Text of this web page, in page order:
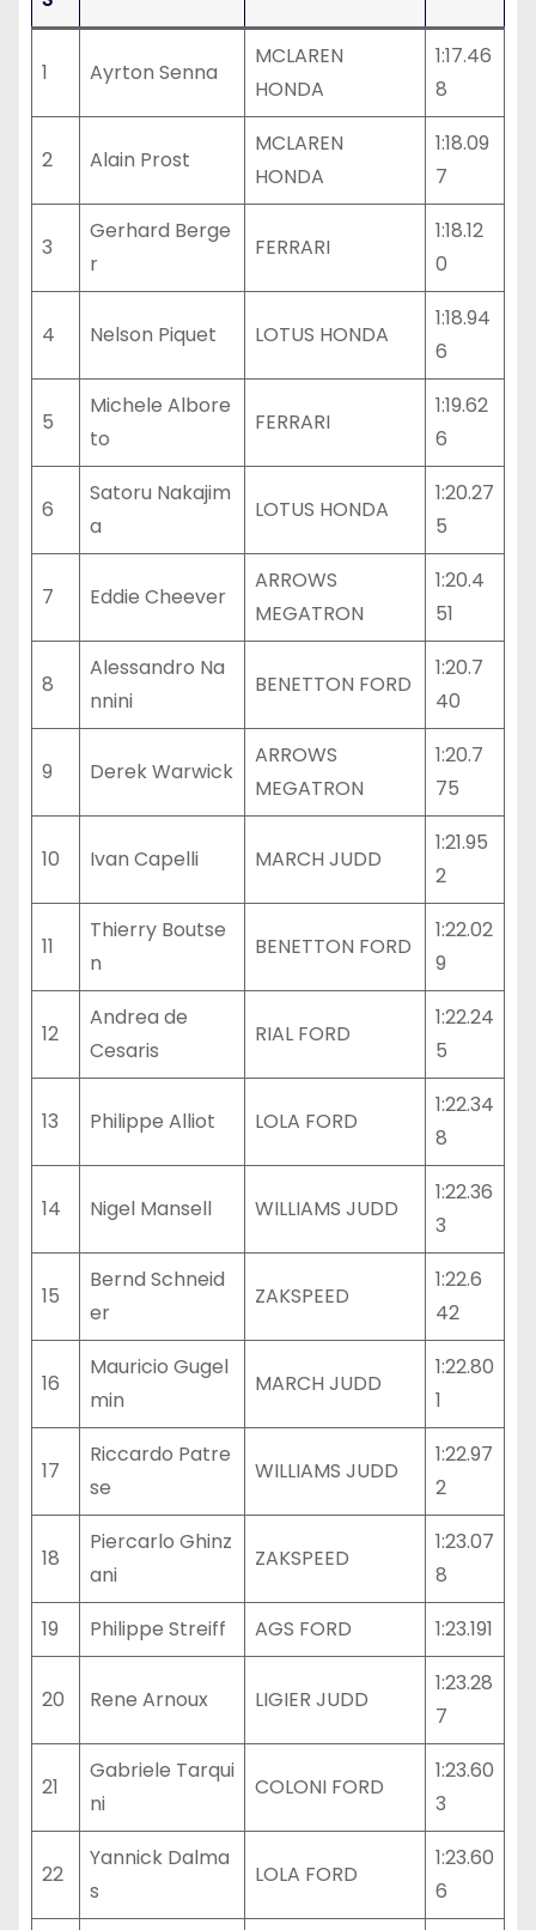
1 Ayrton Senna
MCLAREN
HONDA
1:17.46
8
2 Alain Prost
MCLAREN
HONDA
1:18.09
7
3
Gerhard Berge
r
FERRARI
1:18.12
0
4 Nelson Piquet LOTUS HONDA
1:18.94
6
5
Michele Albore
to
FERRARI
1:19.62
6
6
Satoru Nakajim
a
LOTUS HONDA
1:20.27
5
7 Eddie Cheever
ARROWS
MEGATRON
1:20.4
51
8
Alessandro Na
nnini
BENETTON FORD
1:20.7
40
9 Derek Warwick
ARROWS
MEGATRON
1:20.7
75
10 Ivan Capelli MARCH JUDD
1:21.95
2
11
Thierry Boutse
n
BENETTON FORD
1:22.02
9
12
Andrea de
Cesaris
RIAL FORD
1:22.24
5
13 Philippe Alliot LOLA FORD
1:22.34
8
14 Nigel Mansell WILLIAMS JUDD
1:22.36
3
15
Bernd Schneid
er
ZAKSPEED
1:22.6
42
16
Mauricio Gugel
min
MARCH JUDD
1:22.80
1
17
Riccardo Patre
se
WILLIAMS JUDD
1:22.97
2
18
Piercarlo Ghinz
ani
ZAKSPEED
1:23.07
8
19
Philippe Streiff AGS FORD 1:23.191
20 Rene Arnoux LIGIER JUDD
1:23.28
7
21
Gabriele Tarqui
ni
COLONI FORD
1:23.60
3
22
Yannick Dalma
s
LOLA FORD
1:23.60
6